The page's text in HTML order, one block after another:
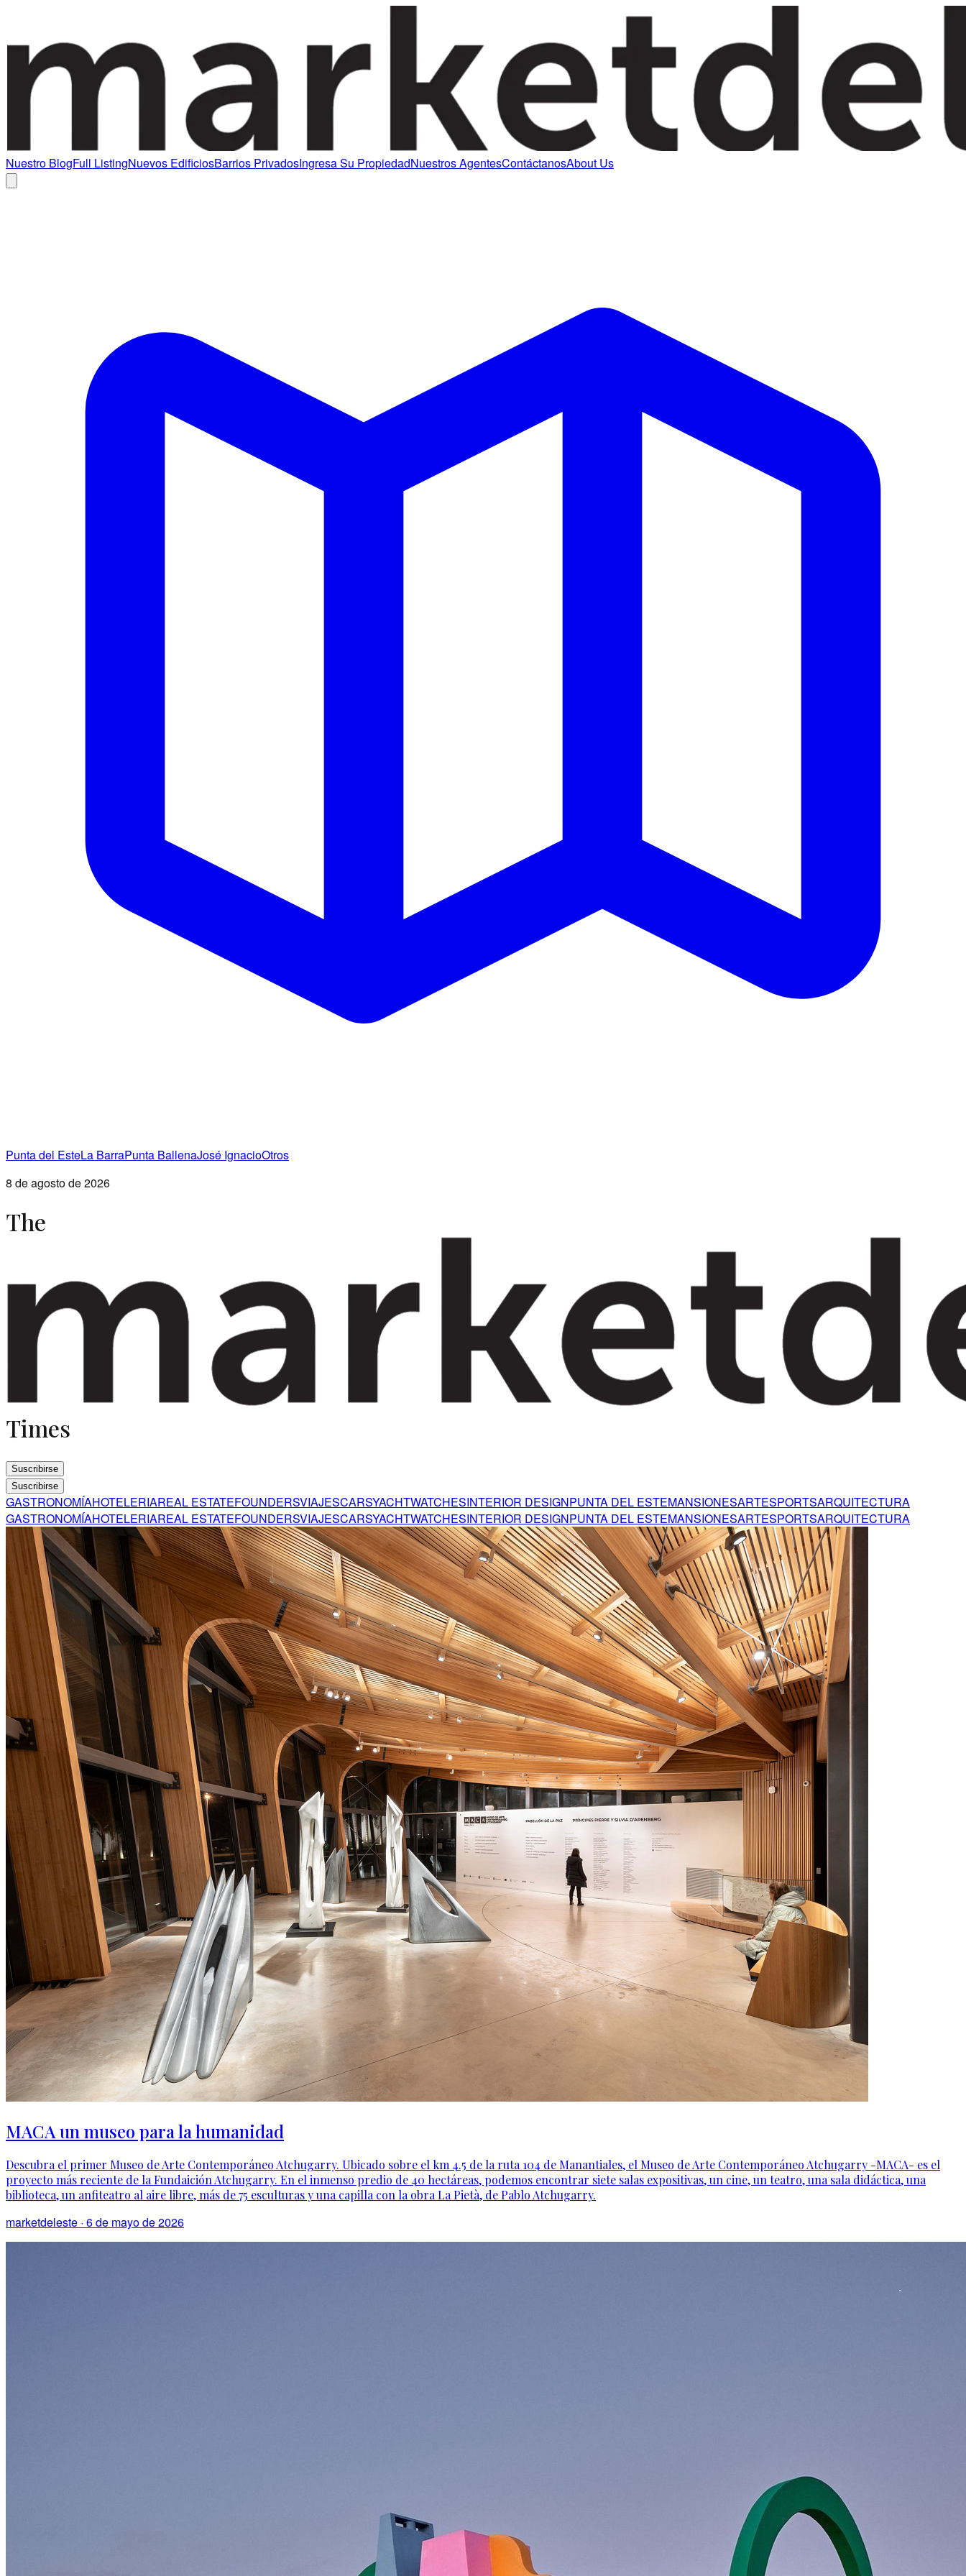
Nuestro BlogFull ListingNuevos EdificiosBarrios PrivadosIngresa Su PropiedadNuestros AgentesContáctanosAbout Us
Punta del EsteLa BarraPunta BallenaJosé IgnacioOtros
8 de agosto de 2026
The
Times
Suscribirse
Suscribirse
GASTRONOMÍAHOTELERIAREAL ESTATEFOUNDERSVIAJESCARSYACHTWATCHESINTERIOR DESIGNPUNTA DEL ESTEMANSIONESARTESPORTSARQUITECTURA
GASTRONOMÍAHOTELERIAREAL ESTATEFOUNDERSVIAJESCARSYACHTWATCHESINTERIOR DESIGNPUNTA DEL ESTEMANSIONESARTESPORTSARQUITECTURA
MACA un museo para la humanidad
Descubra el primer Museo de Arte Contemporáneo Atchugarry. Ubicado sobre el km 4.5 de la ruta 104 de Manantiales, el Museo de Arte Contemporáneo Atchugarry -MACA- es el
proyecto más reciente de la Fundaición Atchugarry. En el inmenso predio de 40 hectáreas, podemos encontrar siete salas expositivas, un cine, un teatro, una sala didáctica, una
biblioteca, un anfiteatro al aire libre, más de 75 esculturas y una capilla con la obra La Pietà, de Pablo Atchugarry.
marketdeleste · 6 de mayo de 2026